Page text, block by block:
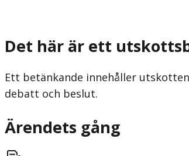
Det här är ett
Ett betänkande innehåller
debatt och beslut.
Ärendets gång